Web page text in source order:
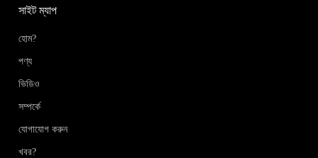
সাইট ম্যাপ
হোম?
পণ্য
ভিডিও
সম্পর্কে
যোগাযোগ করুন
খবর?